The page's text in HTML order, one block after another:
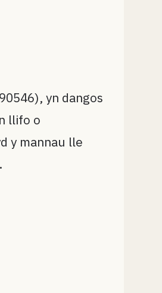
yn dangos
llifo o
y mannau lle